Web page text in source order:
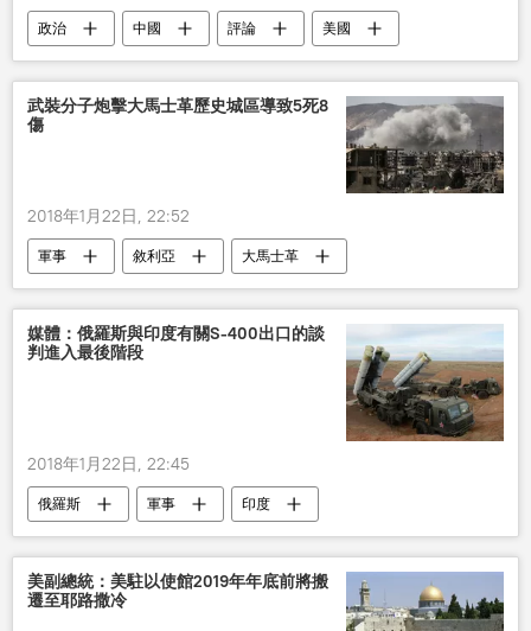
政治 中國 評論
美國
間諜活動
武裝分子炮擊大馬士革歷史城區導致5死8
傷
2018年1月22日, 22:52
軍事 敘利亞
大馬士革
武裝分子
炮擊
媒體：俄羅斯與印度有關S-400出口的談
判進入最後階段
2018年1月22日, 22:45
俄羅斯 軍事
印度
S-400系統
美副總統：美駐以使館2019年年底前將搬
遷至耶路撒冷